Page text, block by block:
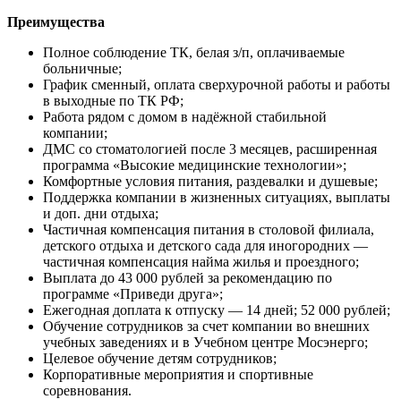
Преимущества
Полное соблюдение ТК, белая з/п, оплачиваемые
больничные;
График сменный, оплата сверхурочной работы и работы
в выходные по ТК РФ;
Работа рядом с домом в надёжной стабильной
компании;
ДМС со стоматологией после 3 месяцев, расширенная
программа «Высокие медицинские технологии»;
Комфортные условия питания, раздевалки и душевые;
Поддержка компании в жизненных ситуациях, выплаты
и доп. дни отдыха;
Частичная компенсация питания в столовой филиала,
детского отдыха и детского сада для иногородних —
частичная компенсация найма жилья и проездного;
Выплата до 43 000 рублей за рекомендацию по
программе «Приведи друга»;
Ежегодная доплата к отпуску — 14 дней; 52 000 рублей;
Обучение сотрудников за счет компании во внешних
учебных заведениях и в Учебном центре Мосэнерго;
Целевое обучение детям сотрудников;
Корпоративные мероприятия и спортивные
соревнования.